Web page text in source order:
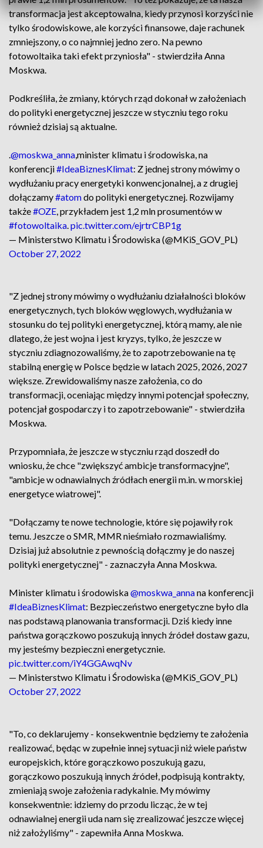
transformacja jest akceptowalna, kiedy przynosi korzyści nie
tylko środowiskowe, ale korzyści finansowe, daje rachunek
zmniejszony, o co najmniej jedno zero. Na pewno
fotowoltaika taki efekt przyniosła" - stwierdziła Anna
Moskwa.
Podkreśliła, że zmiany, których rząd dokonał w założeniach
do polityki energetycznej jeszcze w styczniu tego roku
również dzisiaj są aktualne.
.@moskwa_anna,minister klimatu i środowiska, na
konferencji#IdeaBiznesKlimat: Z jednej strony mówimy o
wydłużaniu pracy energetyki konwencjonalnej, a z drugiej
dołączamy#atomdo polityki energetycznej. Rozwijamy
także#OZE, przykładem jest 1,2 mln prosumentów w
#fotowoltaika.pic.twitter.com/ejrtrCBP1g
— Ministerstwo Klimatu i Środowiska (@MKiS_GOV_PL)
October 27, 2022
"Z jednej strony mówimy o wydłużaniu działalności bloków
energetycznych, tych bloków węglowych, wydłużania w
stosunku do tej polityki energetycznej, którą mamy, ale nie
dlatego, że jest wojna i jest kryzys, tylko, że jeszcze w
styczniu zdiagnozowaliśmy, że to zapotrzebowanie na tę
stabilną energię w Polsce będzie w latach 2025, 2026, 2027
większe. Zrewidowaliśmy nasze założenia, co do
transformacji, oceniając między innymi potencjał społeczny,
potencjał gospodarczy i to zapotrzebowanie" - stwierdziła
Moskwa.
Przypomniała, że jeszcze w styczniu rząd doszedł do
wniosku, że chce "zwiększyć ambicje transformacyjne",
"ambicje w odnawialnych źródłach energii m.in. w morskiej
energetyce wiatrowej".
"Dołączamy te nowe technologie, które się pojawiły rok
temu. Jeszcze o SMR, MMR nieśmiało rozmawialiśmy.
Dzisiaj już absolutnie z pewnością dołączmy je do naszej
polityki energetycznej" - zaznaczyła Anna Moskwa.
Minister klimatu i środowiska@moskwa_annana konferencji
#IdeaBiznesKlimat: Bezpieczeństwo energetyczne było dla
nas podstawą planowania transformacji. Dziś kiedy inne
państwa gorączkowo poszukują innych źródeł dostaw gazu,
my jesteśmy bezpieczni energetycznie.
pic.twitter.com/iY4GGAwqNv
— Ministerstwo Klimatu i Środowiska (@MKiS_GOV_PL)
October 27, 2022
"To, co deklarujemy - konsekwentnie będziemy te założenia
realizować, będąc w zupełnie innej sytuacji niż wiele państw
europejskich, które gorączkowo poszukują gazu,
gorączkowo poszukują innych źródeł, podpisują kontrakty,
zmieniają swoje założenia radykalnie. My mówimy
konsekwentnie: idziemy do przodu licząc, że w tej
odnawialnej energii uda nam się zrealizować jeszcze więcej
niż założyliśmy" - zapewniła Anna Moskwa.